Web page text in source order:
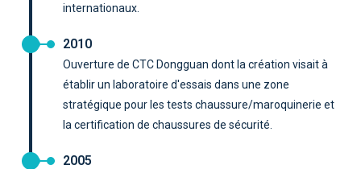
internationaux.
2010
Ouverture de CTC Dongguan dont la création visait à
établir un laboratoire d'essais dans une zone
stratégique pour les tests chaussure/maroquinerie et
la certification de chaussures de sécurité.
2005